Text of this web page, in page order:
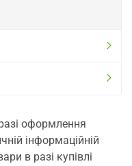
оформлення
інформаційній
в разі купівлі